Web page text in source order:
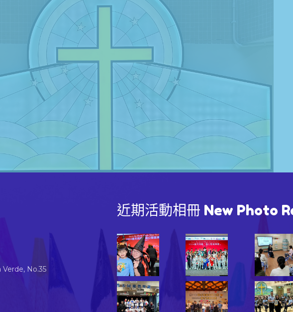
Verde, No.35
近期活動相冊 New Photo